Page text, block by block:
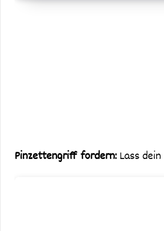
Pinzettengriff fordern:Lass